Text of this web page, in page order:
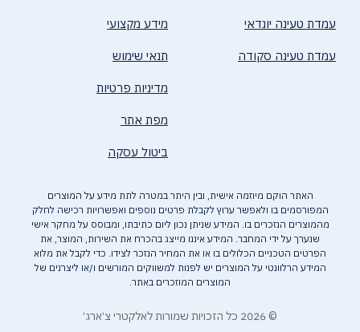
עמדת טעינה יונדאי
עמדת טעינה סקודה
מידע מקצועי
תנאי שימוש
מדיניות פרטיות
מפת אתר
ביטול עסקה
האתר הוקם מיוזמה אישית, ובין היתר במטרה לתת מידע על המוצרים
המפורסמים בו ולאפשר ערוץ לקבלת פרטים נוספים ואפשרויות רכישה לחלק
מהמוצרים הנזכרים בו. המידע שניתן נכון ליום כתיבתו, ומבוסס על מחקר אישי
שנערך על ידי המחבר. המידע איננו מייצג בהכרח את השירות, המוצר, את
הפרטים הטכניים הכלולים בו או את המחיר הנזכר לצידו. כדי לקבל את מלוא
המידע הרלוונטי על המוצרים יש לפנות למשווקים המורשים ו/או ליצרנים של
המוצרים המוזכרים באתר.
© 2026 כל הזכויות שמורות לאלקטרי צ׳ארג׳